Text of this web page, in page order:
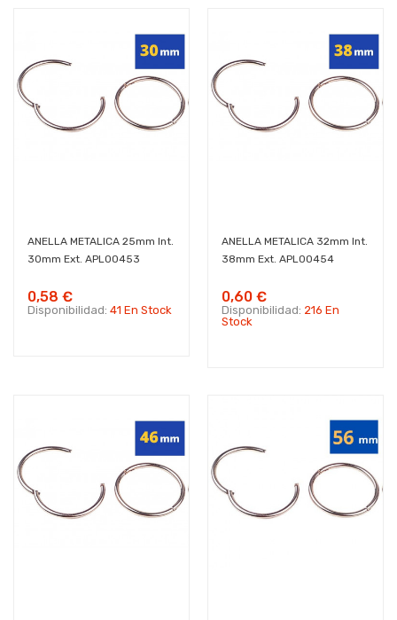
ANELLA METALICA 25mm Int.
30mm Ext. APL00453
0,58 €
Disponibilidad: 41 En Stock
ANELLA METALICA 32mm Int.
38mm Ext. APL00454
0,60 €
Disponibilidad: 216 En
Stock